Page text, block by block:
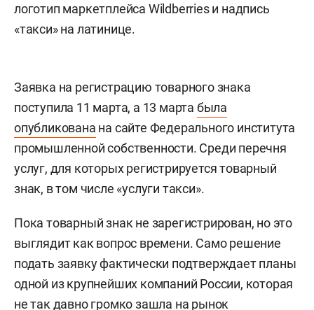
логотип маркетплейса Wildberries и надпись
«такси» на латинице.
Заявка на регистрацию товарного знака
поступила 11 марта, а 13 марта была
опубликована на сайте Федерального института
промышленной собственности. Среди перечня
услуг, для которых регистрируется товарный
знак, в том числе «услуги такси».
Пока товарный знак не зарегистрирован, но это
выглядит как вопрос времени. Само решение
подать заявку фактически подтверждает планы
одной из крупнейших компаний России, которая
не так давногромко зашла на рынок